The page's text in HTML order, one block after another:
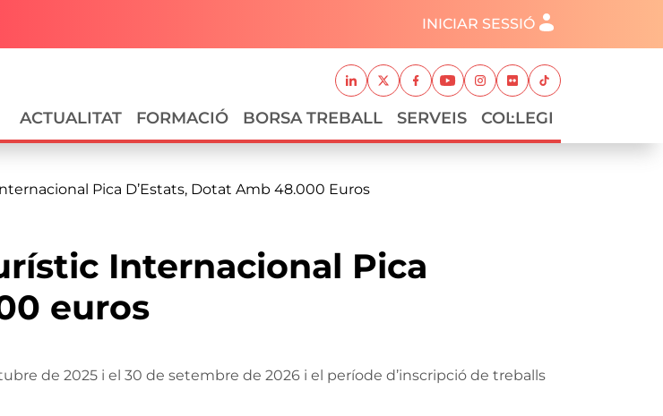
Menú del compte d'usuari
INICIAR SESSIÓ
Xarxes socials
LinkedinTwitterFacebook
YoutubeInstagram
FlickrTikTok
Navegació principal
ACTUALITAT FORMACIÓ BORSA TREBALL SERVEIS COL·LEGI
Pica D’Estats, Dotat Amb 48.000 Euros
Internacional Pica
euros
de 2025 i el 30 de setembre de 2026 i el període d’inscripció de treballs